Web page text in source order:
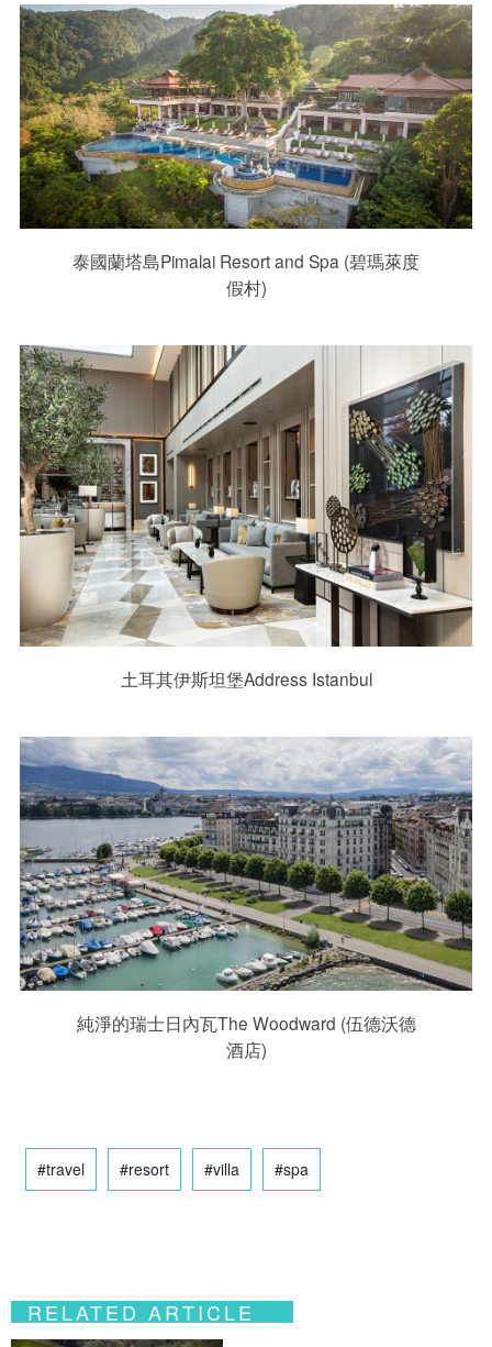
泰國蘭塔島Pimalai Resort and Spa (碧瑪萊度
假村)
土耳其伊斯坦堡Address Istanbul
純淨的瑞士日內瓦The Woodward (伍德沃德
酒店)
#travel #resort #villa #spa
RELATED ARTICLE